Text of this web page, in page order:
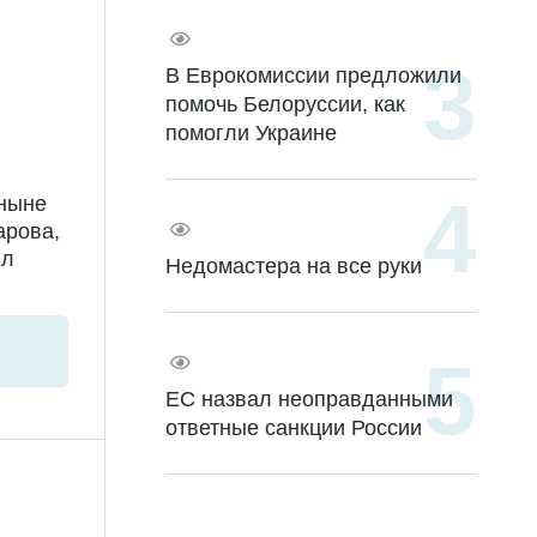
В Еврокомиссии предложили
помочь Белоруссии, как
помогли Украине
Недомастера на все руки
ЕС назвал неоправданными
ответные санкции России